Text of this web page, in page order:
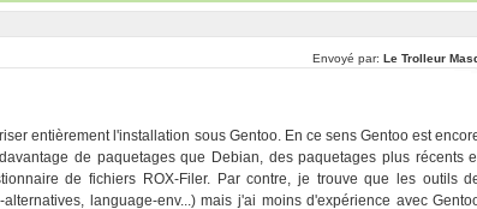
Envoyé par: Le Trolleur
entièrement l'installation sous Gentoo. En ce sens Gentoo est
de paquetages que Debian, des paquetages plus récents
de fichiers ROX-Filer. Par contre, je trouve que les outils
language-env...) mais j'ai moins d'expérience avec